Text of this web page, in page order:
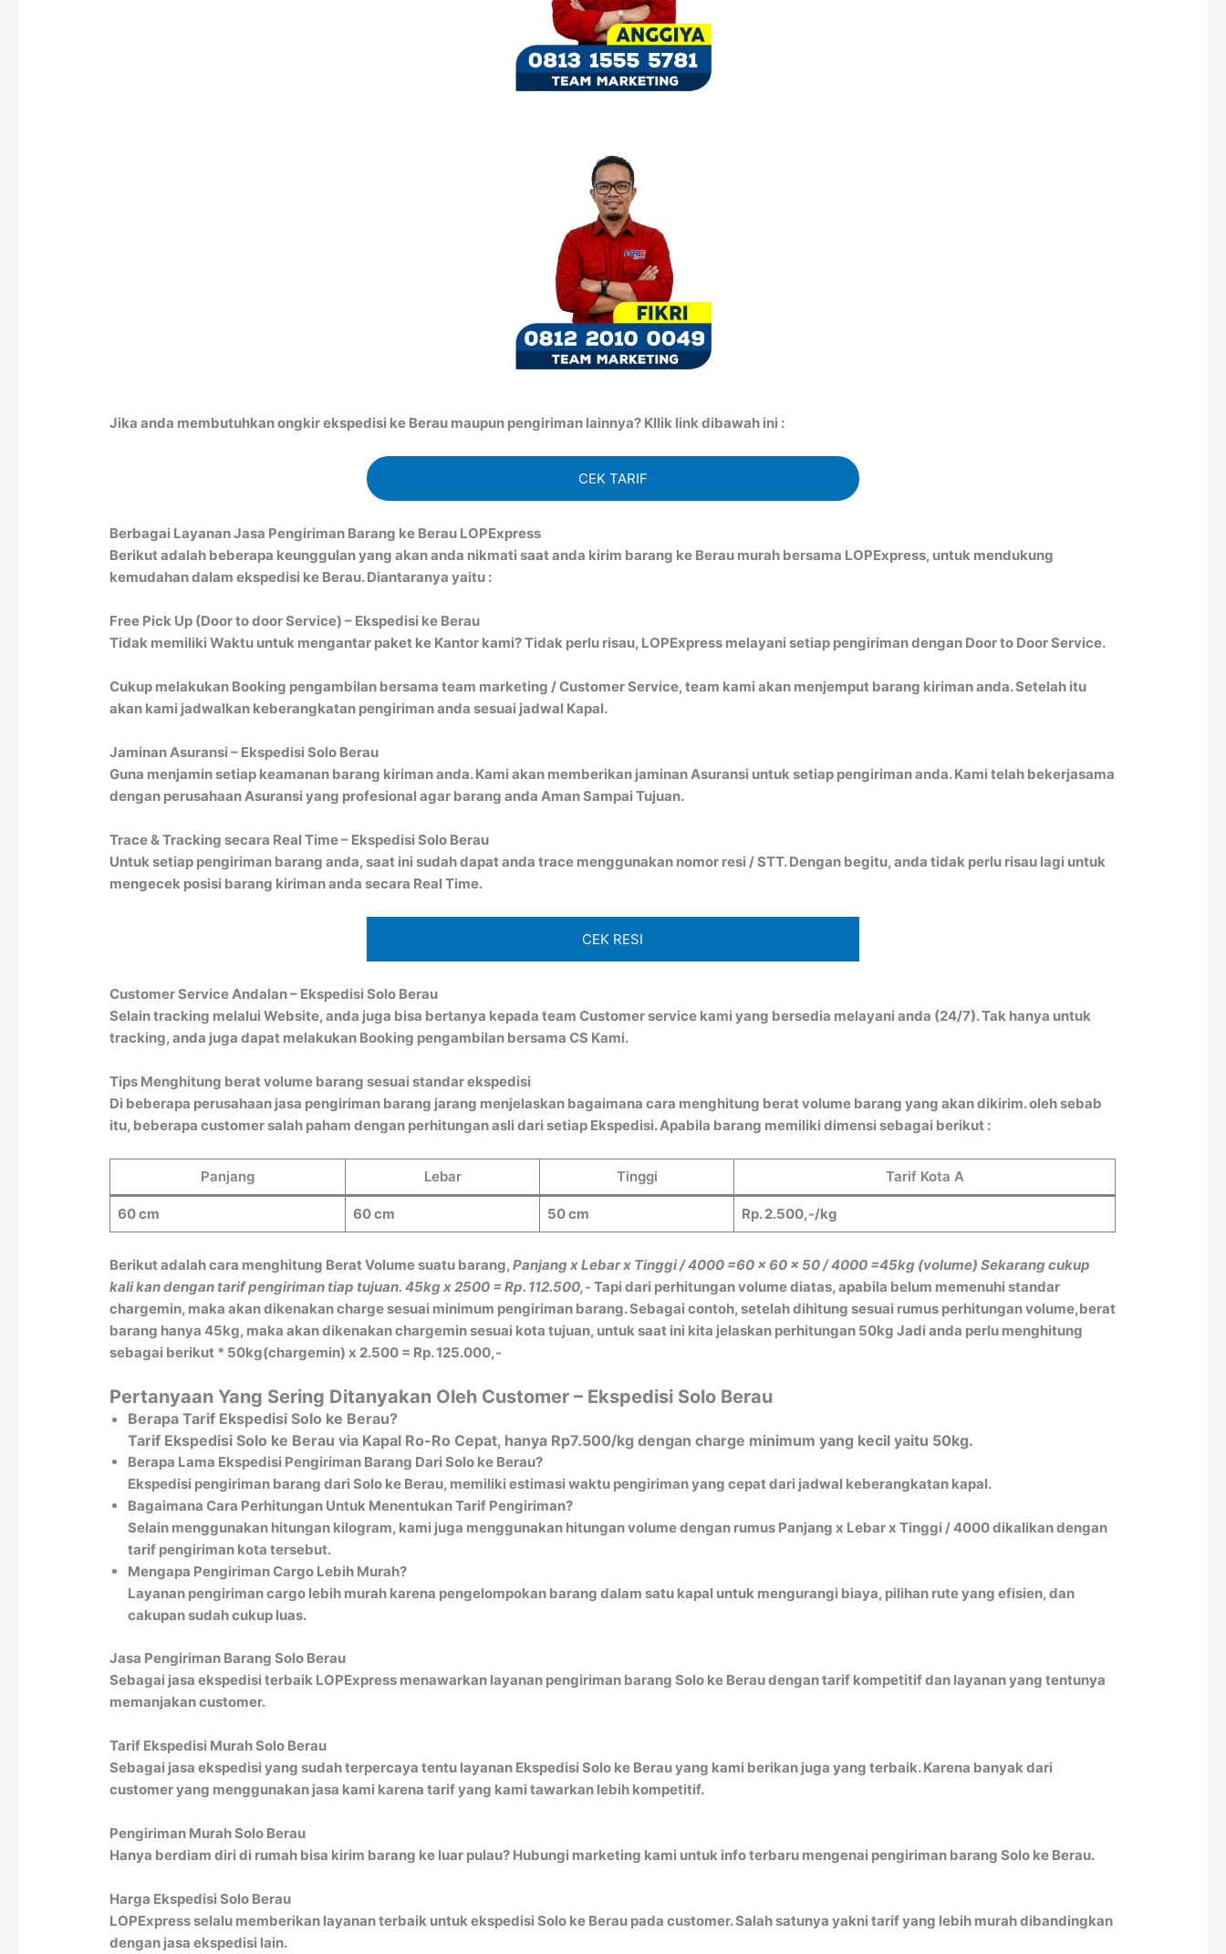
Jika anda membutuhkan ongkir ekspedisi ke Berau maupun pengiriman lainnya? Kllik link dibawah ini :
CEK TARIF
Berbagai Layanan Jasa Pengiriman Barang ke Berau LOPExpress
Berikut adalah beberapa keunggulan yang akan anda nikmati saat anda kirim barang ke Berau murah bersama LOPExpress, untuk mendukung
kemudahan dalam ekspedisi ke Berau. Diantaranya yaitu :
Free Pick Up (Door to door Service) – Ekspedisi ke Berau
Tidak memiliki Waktu untuk mengantar paket ke Kantor kami? Tidak perlu risau, LOPExpress melayani setiap pengiriman dengan Door to Door Service.
Cukup melakukan Booking pengambilan bersama team marketing / Customer Service, team kami akan menjemput barang kiriman anda. Setelah itu
akan kami jadwalkan keberangkatan pengiriman anda sesuai jadwal Kapal.
Jaminan Asuransi – Ekspedisi Solo Berau
Guna menjamin setiap keamanan barang kiriman anda. Kami akan memberikan jaminan Asuransi untuk setiap pengiriman anda. Kami telah bekerjasama
dengan perusahaan Asuransi yang profesional agar barang anda Aman Sampai Tujuan.
Trace & Tracking secara Real Time – Ekspedisi Solo Berau
Untuk setiap pengiriman barang anda, saat ini sudah dapat anda trace menggunakan nomor resi / STT. Dengan begitu, anda tidak perlu risau lagi untuk
mengecek posisi barang kiriman anda secara Real Time.
CEK RESI
Customer Service Andalan – Ekspedisi Solo Berau
Selain tracking melalui Website, anda juga bisa bertanya kepada team Customer service kami yang bersedia melayani anda (24/7). Tak hanya untuk
tracking, anda juga dapat melakukan Booking pengambilan bersama CS Kami.
Tips Menghitung berat volume barang sesuai standar ekspedisi
Di beberapa perusahaan jasa pengiriman barang jarang menjelaskan bagaimana cara menghitung berat volume barang yang akan dikirim. oleh sebab
itu, beberapa customer salah paham dengan perhitungan asli dari setiap Ekspedisi. Apabila barang memiliki dimensi sebagai berikut :
Panjang Lebar Tinggi Tarif Kota A
60 cm 60 cm 50 cm Rp. 2.500,-/kg
Berikut adalah cara menghitung Berat Volume suatu barang,Panjang x Lebar x Tinggi / 4000 =60 x 60 x 50 / 4000 =45kg (volume) Sekarang cukup
kali kan dengan tarif pengiriman tiap tujuan. 45kg x 2500 = Rp. 112.500,- Tapi dari perhitungan volume diatas, apabila belum memenuhi standar
chargemin, maka akan dikenakan charge sesuai minimum pengiriman barang. Sebagai contoh, setelah dihitung sesuai rumus perhitungan volume,berat
barang hanya 45kg, maka akan dikenakan chargemin sesuai kota tujuan, untuk saat ini kita jelaskan perhitungan 50kg Jadi anda perlu menghitung
sebagai berikut * 50kg(chargemin) x 2.500 = Rp. 125.000,-
Pertanyaan Yang Sering Ditanyakan Oleh Customer – Ekspedisi Solo Berau
Berapa Tarif Ekspedisi Solo ke Berau?
Tarif Ekspedisi Solo ke Berau via Kapal Ro-Ro Cepat, hanya Rp7.500/kg dengan charge minimum yang kecil yaitu 50kg.
Berapa Lama Ekspedisi Pengiriman Barang Dari Solo ke Berau?
Ekspedisi pengiriman barang dari Solo ke Berau, memiliki estimasi waktu pengiriman yang cepat dari jadwal keberangkatan kapal.
Bagaimana Cara Perhitungan Untuk Menentukan Tarif Pengiriman?
Selain menggunakan hitungan kilogram, kami juga menggunakan hitungan volume dengan rumus Panjang x Lebar x Tinggi / 4000 dikalikan dengan
tarif pengiriman kota tersebut.
Mengapa Pengiriman Cargo Lebih Murah?
Layanan pengiriman cargo lebih murah karena pengelompokan barang dalam satu kapal untuk mengurangi biaya, pilihan rute yang efisien, dan
cakupan sudah cukup luas.
Jasa Pengiriman Barang Solo Berau
Sebagai jasa ekspedisi terbaik LOPExpress menawarkan layanan pengiriman barang Solo ke Berau dengan tarif kompetitif dan layanan yang tentunya
memanjakan customer.
Tarif Ekspedisi Murah Solo Berau
Sebagai jasa ekspedisi yang sudah terpercaya tentu layanan Ekspedisi Solo ke Berau yang kami berikan juga yang terbaik. Karena banyak dari
customer yang menggunakan jasa kami karena tarif yang kami tawarkan lebih kompetitif.
Pengiriman Murah Solo Berau
Hanya berdiam diri di rumah bisa kirim barang ke luar pulau? Hubungi marketing kami untuk info terbaru mengenai pengiriman barang Solo ke Berau.
Harga Ekspedisi Solo Berau
LOPExpress selalu memberikan layanan terbaik untuk ekspedisi Solo ke Berau pada customer. Salah satunya yakni tarif yang lebih murah dibandingkan
dengan jasa ekspedisi lain.